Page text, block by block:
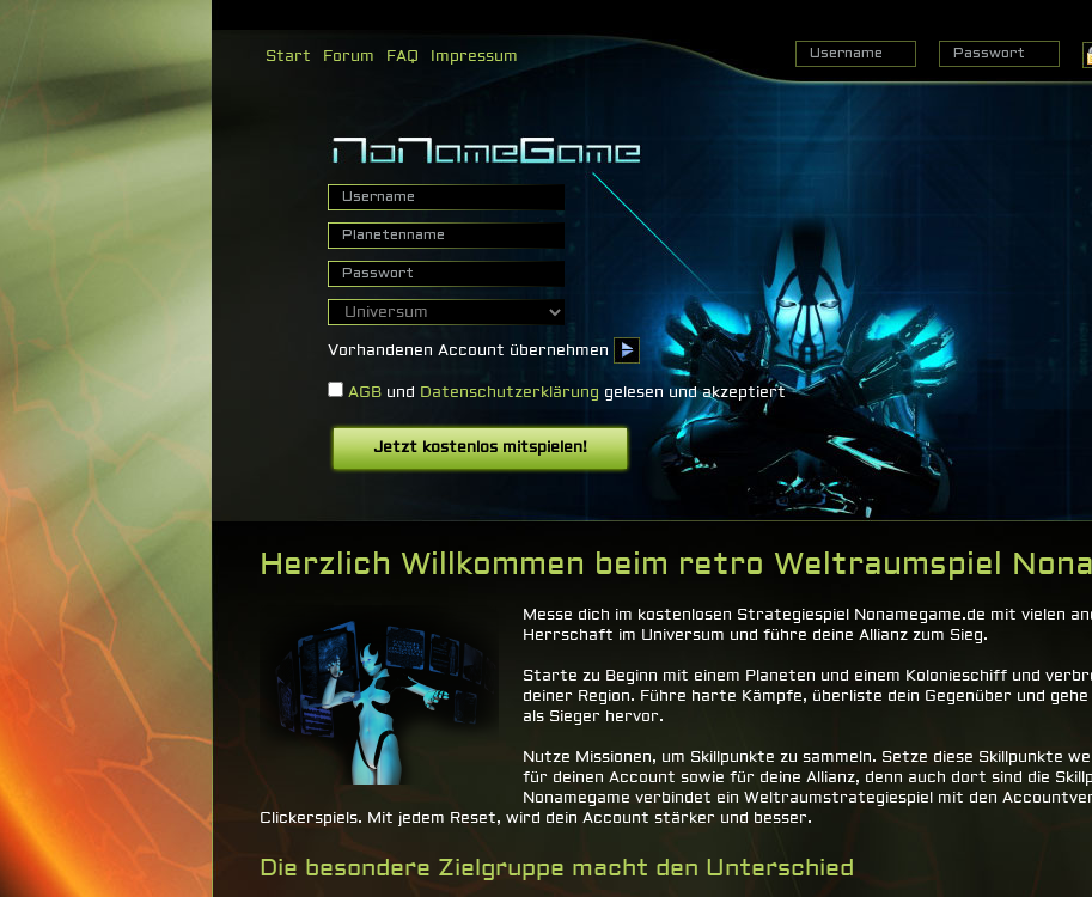
Start Forum FAQ Impressum
Vorhandenen Account übernehmen
AGB und Datenschutzerklärung gelesen und akzeptiert
Herzlich Willkommen beim retro Weltraumspiel
Messe dich im kostenlosen Strategiespiel Nonamegame.de mit vielen
Herrschaft im Universum und führe deine Allianz zum Sieg.
Starte zu Beginn mit einem Planeten und einem Kolonieschiff und
deiner Region. Führe harte Kämpfe, überliste dein Gegenüber und
als Sieger hervor.
Nutze Missionen, um Skillpunkte zu sammeln. Setze diese Skillpunkte
für deinen Account sowie für deine Allianz, denn auch dort sind die
Nonamegame verbindet ein Weltraumstrategiespiel mit den
Clickerspiels. Mit jedem Reset, wird dein Account stärker und besser.
Die besondere Zielgruppe macht den Unterschied